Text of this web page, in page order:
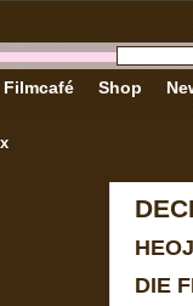
Filmcafé Shop
DIE